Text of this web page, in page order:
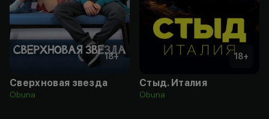
18+
Сверхновая звезда
Obuna
18+
Стыд. Италия
Obuna